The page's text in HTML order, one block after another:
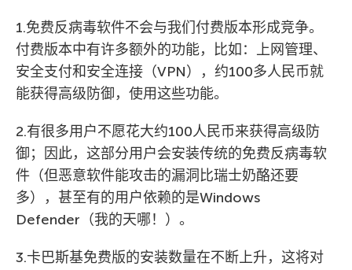
1.免费反病毒软件不会与我们付费版本形成竞争。
付费版本中有许多额外的功能，比如：上网管理、
安全支付和安全连接（VPN），约100多人民币就
能获得高级防御，使用这些功能。
2.有很多用户不愿花大约100人民币来获得高级防
御；因此，这部分用户会安装传统的免费反病毒软
件（但恶意软件能攻击的漏洞比瑞士奶酪还要
多），甚至有的用户依赖的是Windows
Defender（我的天哪！）。
3.卡巴斯基免费版的安装数量在不断上升，这将对